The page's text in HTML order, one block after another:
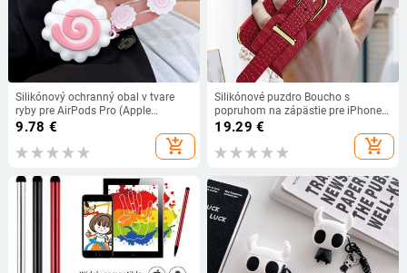
Silikónový ochranný obal v tvare
ryby pre AirPods Pro (Apple
Bluetooth slúchadlá), generácie 1–4
9.78 €
add_shopping_cart
Silikónové puzdro Boucho s
popruhom na zápästie pre iPhone
13 12 Mini 11 Pro Max X Xs Max XR
7 6 8 Plus Nový mäkký silikónový
držiak na telefón s krokodílím
19.29 €
add_shopping_cart